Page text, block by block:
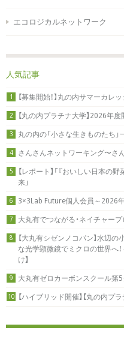
エコロジカルネットワーク
人気記事
1 【募集開始！】丸の内サマーカレ
2 【丸の内プラチナ大学】2026年
3 丸の内の「小さな生きものたち」
4 さんさんネットワーキング〜さ
5
【レポート】「『おいしい日本の
来」
6 3×3Lab Future個人会員～2026年
7 大丸有でつながる・ネイチャー
8
【大丸有シゼンノコパン】水辺の
な光学顕微鏡でミクロの世界へ
け】
9 大丸有ゼロカーボンスクール第
10 【ハイブリッド開催】【丸の内プ